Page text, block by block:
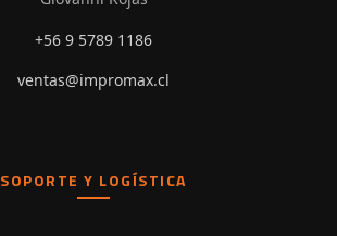
+56 9 5789 1186
ventas@impromax.cl
SOPORTE Y LOGÍSTICA